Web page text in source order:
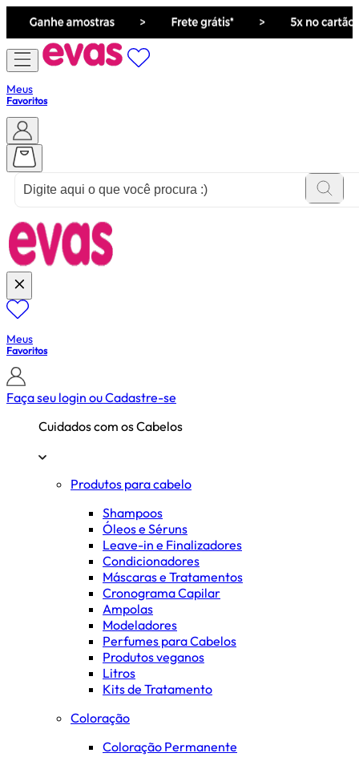
Meus
Favoritos
Meus
Favoritos
Faça seu login ouCadastre-se
Cuidados com os Cabelos
Produtos para cabelo
Shampoos
Óleos e Séruns
Leave-in e Finalizadores
Condicionadores
Máscaras e Tratamentos
Cronograma Capilar
Ampolas
Modeladores
Perfumes para Cabelos
Produtos veganos
Litros
Kits de Tratamento
Coloração
Coloração Permanente